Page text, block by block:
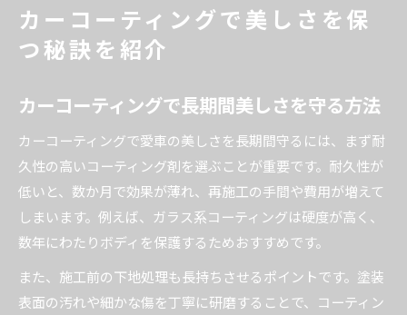
カーコーティングで美しさを保
つ秘訣を紹介
カーコーティングで長期間美しさを守る方法
カーコーティングで愛車の美しさを長期間守るには、まず耐
久性の高いコーティング剤を選ぶことが重要です。耐久性が
低いと、数か月で効果が薄れ、再施工の手間や費用が増えて
しまいます。例えば、ガラス系コーティングは硬度が高く、
数年にわたりボディを保護するためおすすめです。
また、施工前の下地処理も長持ちさせるポイントです。塗装
表面の汚れや細かな傷を丁寧に研磨することで、コーティン